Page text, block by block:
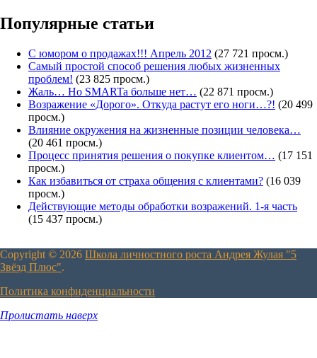
Популярные статьи
С юмором о продажах!!! Апрель 2012 (27 721 просм.)
Самый простой способ решения любых жизненных
проблем! (23 825 просм.)
Жаль… Но SMARTa больше нет… (22 871 просм.)
Возражение «Дорого». Откуда растут его ноги…?! (20 499
просм.)
Влияние окружения на жизненные позиции человека…
(20 461 просм.)
Процесс принятия решения о покупке клиентом… (17 151
просм.)
Как избавиться от страха общения с клиентами? (16 039
просм.)
Действующие методы обработки возражений. 1-я часть
(15 437 просм.)
Copyright © 2026 Школа личностного роста Андрея Жулая "5
Звёзд Плюс".
Политика конфиденциальности
Пролистать наверх